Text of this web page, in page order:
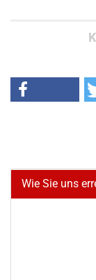
Wie Sie uns